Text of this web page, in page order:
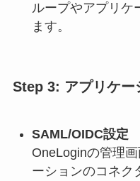
ループやアプリケ
ます。
Step 3: アプリケー
SAML/OIDC設定
OneLoginの管理
ーションのコネク